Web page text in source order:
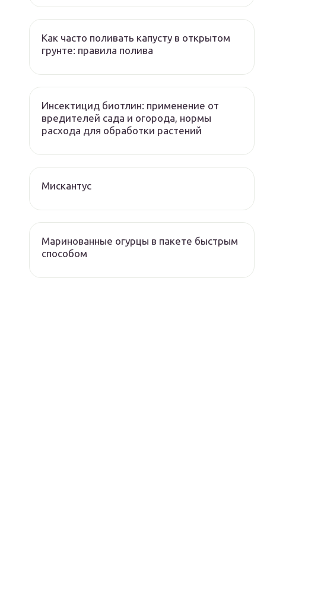
Как часто поливать капусту в открытом
грунте: правила полива
Инсектицид биотлин: применение от
вредителей сада и огорода, нормы
расхода для обработки растений
Мискантус
Маринованные огурцы в пакете быстрым
способом